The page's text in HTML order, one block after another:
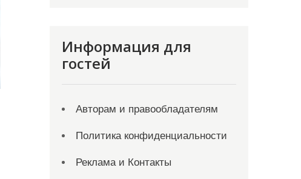
Информация для
гостей
Авторам и правообладателям
Политика конфиденциальности
Реклама и Контакты